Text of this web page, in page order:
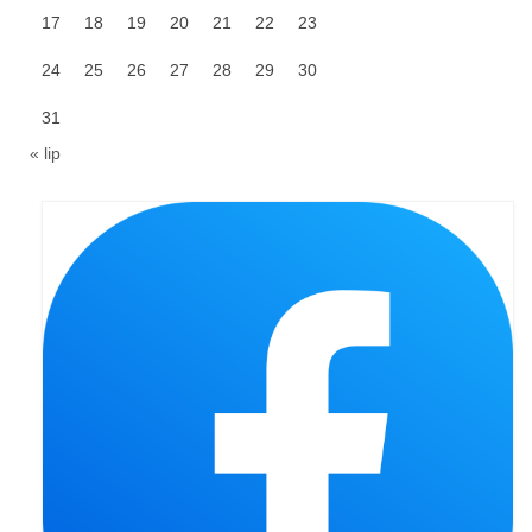
Bierzmowanie 27.11.2023
17 18 19 20 21 22 23
24 25 26 27 28 29 30
31
« lip